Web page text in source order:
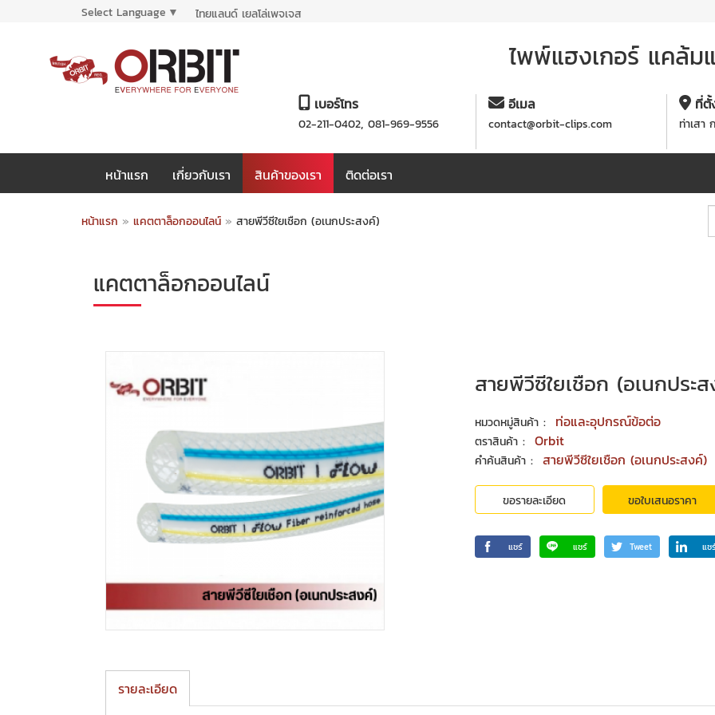
Select Language ▼ ไทยแลนด์ เยลโล่เพจเจส
ไพพ์แฮงเกอร์ แคล้
เบอร์โทร
02-211-0402, 081-969-9556
อีเมล
contact@orbit-clips.com
ที่ตั้
ท่าเสา
หน้าแรก เกี่ยวกับเรา สินค้าของเรา ติดต่อเรา
หน้าแรก » แคตตาล็อกออนไลน์ » สายพีวีซีใยเชือก (อเนกประสงค์)
แคตตาล็อกออนไลน์
สายพีวีซีใยเชือก (อเนกประ
หมวดหมู่สินค้า: ท่อและอุปกรณ์ข้อต่อ
ตราสินค้า: Orbit
คำค้นสินค้า: สายพีวีซีใยเชือก (อเนกประสงค์)
ขอรายละเอียด ขอใบเสนอราคา
แชร์ แชร์ Tweet แช
รายละเอียด